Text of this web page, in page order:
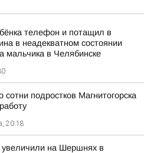
телефон и потащил в
в неадекватном состоянии
мальчика в Челябинске
сотни подростков Магнитогорска
20:18
на Шершнях в